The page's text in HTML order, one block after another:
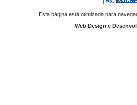
Esta página está otimizada para
Web Design e